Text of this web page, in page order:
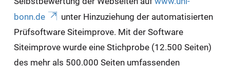
bonn.de
unter Hinzuziehung der automatisierten
Prüfsoftware Siteimprove. Mit der Software
Siteimprove wurde eine Stichprobe (12.500 Seiten)
des mehr als 500.000 Seiten umfassenden